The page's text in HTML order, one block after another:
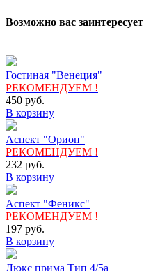
Возможно вас заинтересует
Гостиная "Венеция"
РЕКОМЕНДУЕМ !
450 руб.
В корзину
Аспект "Орион"
РЕКОМЕНДУЕМ !
232 руб.
В корзину
Аспект "Феникс"
РЕКОМЕНДУЕМ !
197 руб.
В корзину
Люкс прима Тип 4/5а